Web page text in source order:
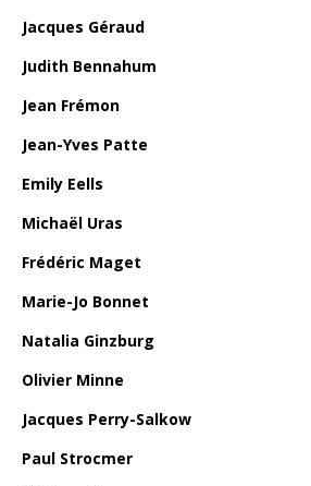
Jacques Géraud
Judith Bennahum
Jean Frémon
Jean-Yves Patte
Emily Eells
Michaël Uras
Frédéric Maget
Marie-Jo Bonnet
Natalia Ginzburg
Olivier Minne
Jacques Perry-Salkow
Paul Strocmer